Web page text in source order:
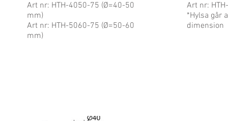
Art nr: HTH-4050-75 (Ø=40-50
mm)
Art nr: HTH-5060-75 (Ø=50-60
mm)
Art nr:
*Hylsa går
dimension